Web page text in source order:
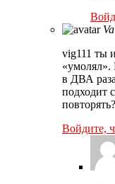
vig111 ты
«умолял».
в ДВА
подходит
повторять?
Войдите,